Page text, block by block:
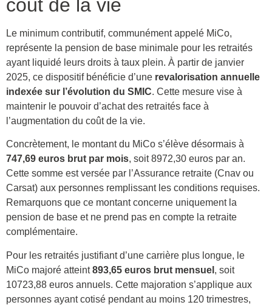
coût de la vie
Le minimum contributif, communément appelé MiCo,
représente la pension de base minimale pour les retraités
ayant liquidé leurs droits à taux plein. À partir de janvier
2025, ce dispositif bénéficie d’une revalorisation annuelle
indexée sur l’évolution du SMIC. Cette mesure vise à
maintenir le pouvoir d’achat des retraités face à
l’augmentation du coût de la vie.
Concrètement, le montant du MiCo s’élève désormais à
747,69 euros brut par mois, soit 8972,30 euros par an.
Cette somme est versée par l’Assurance retraite (Cnav ou
Carsat) aux personnes remplissant les conditions requises.
Remarquons que ce montant concerne uniquement la
pension de base et ne prend pas en compte la retraite
complémentaire.
Pour les retraités justifiant d’une carrière plus longue, le
MiCo majoré atteint893,65 euros brut mensuel , soit
10723,88 euros annuels. Cette majoration s’applique aux
personnes ayant cotisé pendant au moins 120 trimestres,